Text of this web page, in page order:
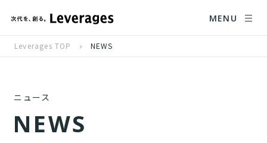
MENU
Leverages TOP NEWS
ニュース
NEWS